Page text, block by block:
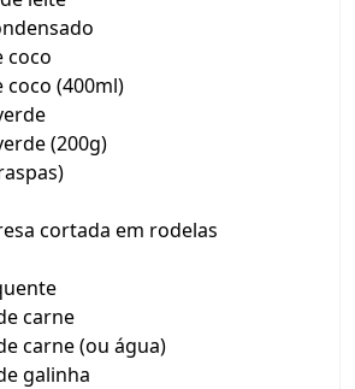
coco
coco (400ml)
(200g)
cortada em rodelas
carne
carne (ou água)
galinha